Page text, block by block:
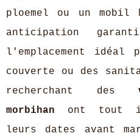
ploemel ou un mobil
anticipation
l'emplacement idéal
couverte ou des
recherchant des
morbihan ont tout
leurs dates avant